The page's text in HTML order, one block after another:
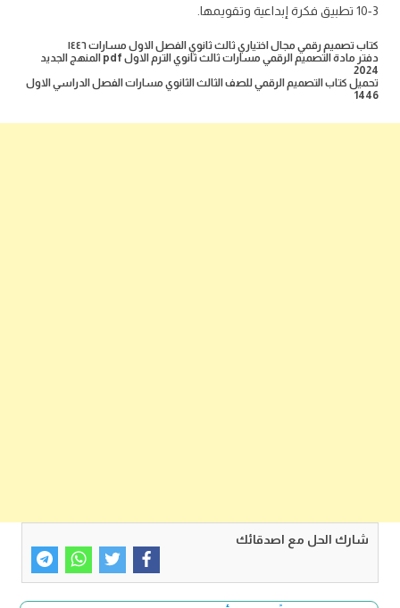
10-3 تطبيق فكرة إبداعية وتقويمها.
كتاب تصميم رقمي مجال اختياري ثالث ثانوي الفصل الاول مسارات ١٤٤٦
دفتر مادة التصميم الرقمي مسارات ثالث ثانوي الترم الاول pdf المنهج الجديد
2024
تحميل كتاب التصميم الرقمي للصف الثالث الثانوي مسارات الفصل الدراسي الاول
1446
شارك الحل مع اصدقائك